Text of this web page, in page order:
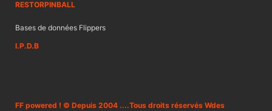
RESTORPINBALL
Bases de données Flippers
I.P.D.B
FF powered ! © Depuis 2004 ....Tous droits réservés Wdes